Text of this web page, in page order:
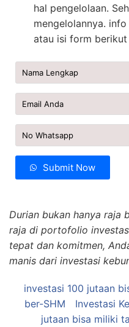
hal pengelolaan.
mengelolannya.
atau isi form berikut
Submit Now
Durian bukan hanya raja
raja di portofolio
tepat dan komitmen,
manis dari investasi
investasi 100 jutaan
ber-SHM
Investasi
jutaan bisa miliki